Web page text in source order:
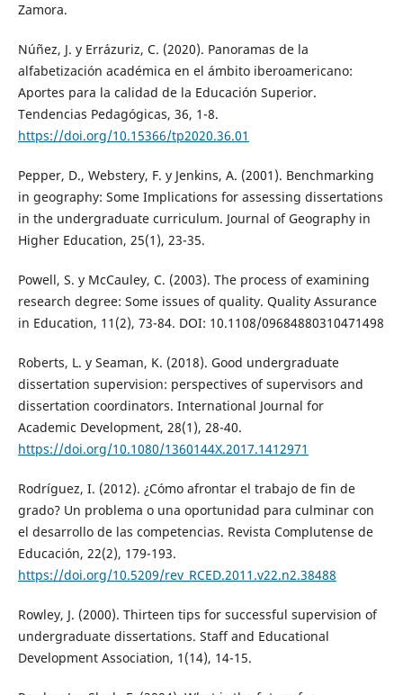
Zamora.
Núñez, J. y Errázuriz, C. (2020). Panoramas de la
alfabetización académica en el ámbito iberoamericano:
Aportes para la calidad de la Educación Superior.
Tendencias Pedagógicas, 36, 1-8.
https://doi.org/10.15366/tp2020.36.01
Pepper, D., Webstery, F. y Jenkins, A. (2001). Benchmarking
in geography: Some Implications for assessing dissertations
in the undergraduate curriculum. Journal of Geography in
Higher Education, 25(1), 23-35.
Powell, S. y McCauley, C. (2003). The process of examining
research degree: Some issues of quality. Quality Assurance
in Education, 11(2), 73-84. DOI: 10.1108/09684880310471498
Roberts, L. y Seaman, K. (2018). Good undergraduate
dissertation supervision: perspectives of supervisors and
dissertation coordinators. International Journal for
Academic Development, 28(1), 28-40.
https://doi.org/10.1080/1360144X.2017.1412971
Rodríguez, I. (2012). ¿Cómo afrontar el trabajo de fin de
grado? Un problema o una oportunidad para culminar con
el desarrollo de las competencias. Revista Complutense de
Educación, 22(2), 179-193.
https://doi.org/10.5209/rev_RCED.2011.v22.n2.38488
Rowley, J. (2000). Thirteen tips for successful supervision of
undergraduate dissertations. Staff and Educational
Development Association, 1(14), 14-15.